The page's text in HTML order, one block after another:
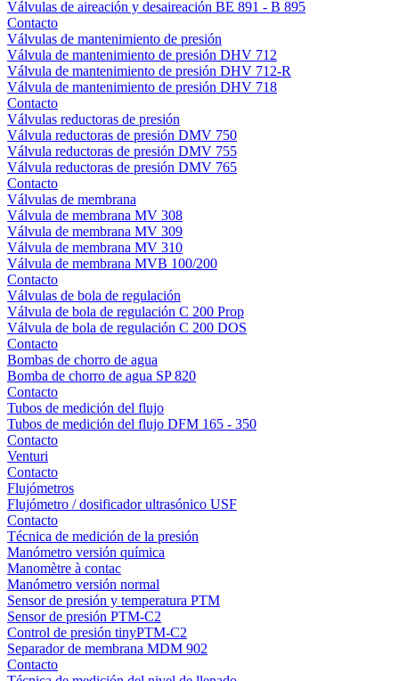
Válvulas de aireación y desaireación BE 891 - B 895
Contacto
Válvulas de mantenimiento de presión
Válvula de mantenimiento de presión DHV 712
Válvula de mantenimiento de presión DHV 712-R
Válvula de mantenimiento de presión DHV 718
Contacto
Válvulas reductoras de presión
Válvula reductoras de presión DMV 750
Válvula reductoras de presión DMV 755
Válvula reductoras de presión DMV 765
Contacto
Válvulas de membrana
Válvula de membrana MV 308
Válvula de membrana MV 309
Válvula de membrana MV 310
Válvula de membrana MVB 100/200
Contacto
Válvulas de bola de regulación
Válvula de bola de regulación C 200 Prop
Válvula de bola de regulación C 200 DOS
Contacto
Bombas de chorro de agua
Bomba de chorro de agua SP 820
Contacto
Tubos de medición del flujo
Tubos de medición del flujo DFM 165 - 350
Contacto
Venturi
Contacto
Flujómetros
Flujómetro / dosificador ultrasónico USF
Contacto
Técnica de medición de la presión
Manómetro versión química
Manomètre à contac
Manómetro versión normal
Sensor de presión y temperatura PTM
Sensor de presión PTM-C2
Control de presión tinyPTM-C2
Separador de membrana MDM 902
Contacto